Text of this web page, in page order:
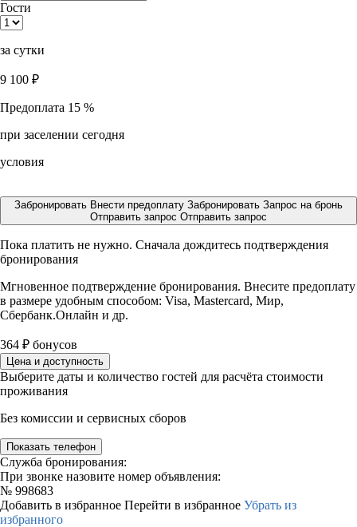
Гости
за сутки
9 100 ₽
Предоплата 15 %
при заселении сегодня
условия
Забронировать Внести предоплату Забронировать Запрос на бронь
Отправить запрос Отправить запрос
Пока платить не нужно. Сначала дождитесь подтверждения
бронирования
Мгновенное подтверждение бронирования. Внесите предоплату
в размере удобным способом: Visa, Mastercard, Мир,
Сбербанк.Онлайн и др.
364 ₽ бонусов
Цена и доступность
Выберите даты и количество гостей для расчёта стоимости
проживания
Без комиссии и сервисных сборов
Показать телефон
Служба бронирования:
При звонке назовите номер объявления:
№ 998683
Добавить в избранное Перейти в избранное Убрать из
избранного